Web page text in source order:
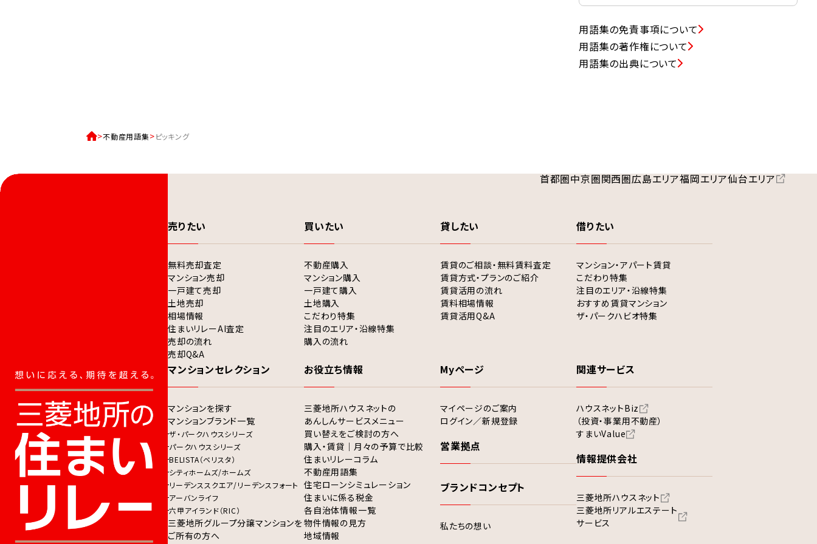
用語集の免責事項について
用語集の著作権について
用語集の出典について
不動産用語集 ピッキング
首都圏中京圏関西圏広島エリア福岡エリア仙台エリア
売りたい
無料売却査定
マンション売却
一戸建て売却
土地売却
相場情報
住まいリレーAI査定
売却の流れ
売却Q&A
買いたい
不動産購入
マンション購入
一戸建て購入
土地購入
こだわり特集
注目のエリア・沿線特集
購入の流れ
貸したい
賃貸のご相談・無料賃料査定
賃貸方式・プランのご紹介
賃貸活用の流れ
賃料相場情報
賃貸活用Q&A
借りたい
マンション・アパート賃貸
こだわり特集
注目のエリア・沿線特集
おすすめ賃貸マンション
ザ・パークハビオ特集
マンションセレクション
マンションを探す
マンションブランド一覧
ザ・パークハウスシリーズ
パークハウスシリーズ
BELISTA（ベリスタ）
シティホームズ/ホームズ
リーデンススクエア/リーデンスフォート
アーバンライフ
六甲アイランド（RIC）
三菱地所グループ分譲マンションを
ご所有の方へ
お役立ち情報
三菱地所ハウスネットの
あんしんサービスメニュー
買い替えをご検討の方へ
購入・賃貸｜月々の予算で比較
住まいリレーコラム
不動産用語集
住宅ローンシミュレーション
住まいに係る税金
各自治体情報一覧
物件情報の見方
地域情報
Myページ
マイページのご案内
ログイン／新規登録
営業拠点
ブランドコンセプト
私たちの想い
関連サービス
ハウスネットBiz
（投資・事業用不動産）
すまいValue
情報提供会社
三菱地所ハウスネット
三菱地所リアルエステート
サービス